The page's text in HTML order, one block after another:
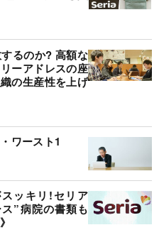
るのか? 高額な
ーアドレスの座
の生産性を上げ
ワースト1
ッキリ!セリア
”病院の書類も